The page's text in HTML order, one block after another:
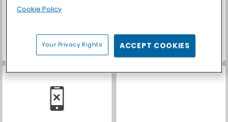
Cookie Policy
Your Privacy Rights ACCEPT COOKIES